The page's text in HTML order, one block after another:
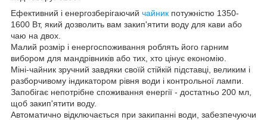
Ефективний і енергозберігаючий чайник потужністю 1350-
1600 Вт, який дозволить вам закип'ятити воду для кави або
чаю на двох.
Малий розмір і енергоспоживання роблять його гарним
вибором для мандрівників або тих, хто цінує економію.
Міні-чайник зручний завдяки своїй стійкій підставці, великим і
разборчивому індикатором рівня води і контрольної лампи.
Запобігає непотрібне споживання енергії - достатньо 200 мл,
щоб закип'ятити воду.
Автоматично відключається при закипанні води, забезпечуючи